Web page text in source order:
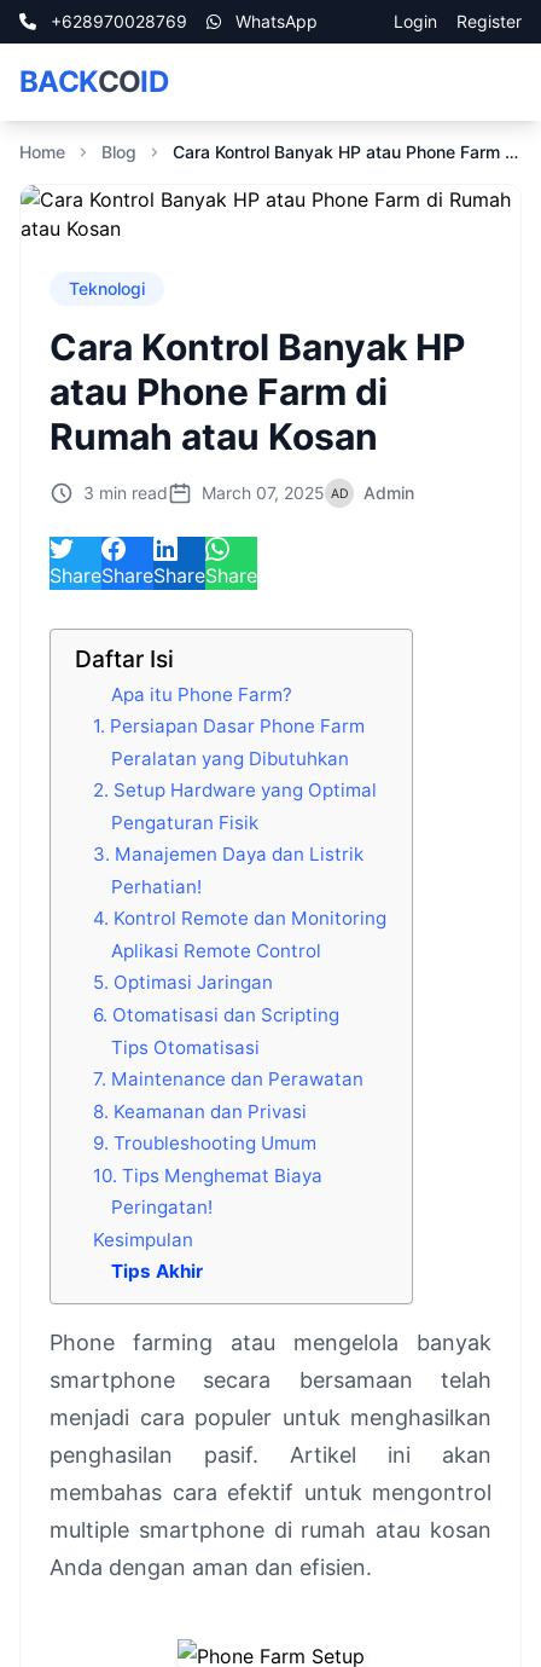
+628970028769 WhatsApp Login Register
BACKCOID
Home Blog Cara Kontrol Banyak HP atau Phone Farm di Rumah atau Kosan
Teknologi
Cara Kontrol Banyak HP
atau Phone Farm di
Rumah atau Kosan
3 min read March 07, 2025 Admin
ShareShareShareShare
Daftar Isi
Apa itu Phone Farm?
1. Persiapan Dasar Phone Farm
Peralatan yang Dibutuhkan
2. Setup Hardware yang Optimal
Pengaturan Fisik
3. Manajemen Daya dan Listrik
Perhatian!
4. Kontrol Remote dan Monitoring
Aplikasi Remote Control
5. Optimasi Jaringan
6. Otomatisasi dan Scripting
Tips Otomatisasi
7. Maintenance dan Perawatan
8. Keamanan dan Privasi
9. Troubleshooting Umum
10. Tips Menghemat Biaya
Peringatan!
Kesimpulan
Tips Akhir
Phone farming atau mengelola banyak
smartphone secara bersamaan telah
menjadi cara populer untuk menghasilkan
penghasilan pasif. Artikel ini akan
membahas cara efektif untuk mengontrol
multiple smartphone di rumah atau kosan
Anda dengan aman dan efisien.